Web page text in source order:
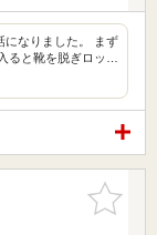
になりました。 まず
ると靴を脱ぎロッ…
お気に入
りに追加